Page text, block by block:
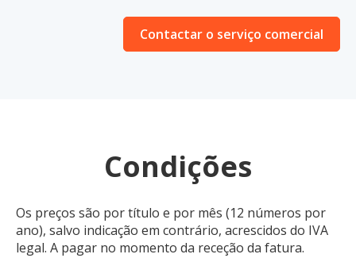
Contactar o serviço comercial
Condições
Os preços são por título e por mês (12 números por
ano), salvo indicação em contrário, acrescidos do IVA
legal. A pagar no momento da receção da fatura.